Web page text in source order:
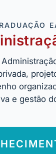
e gestão